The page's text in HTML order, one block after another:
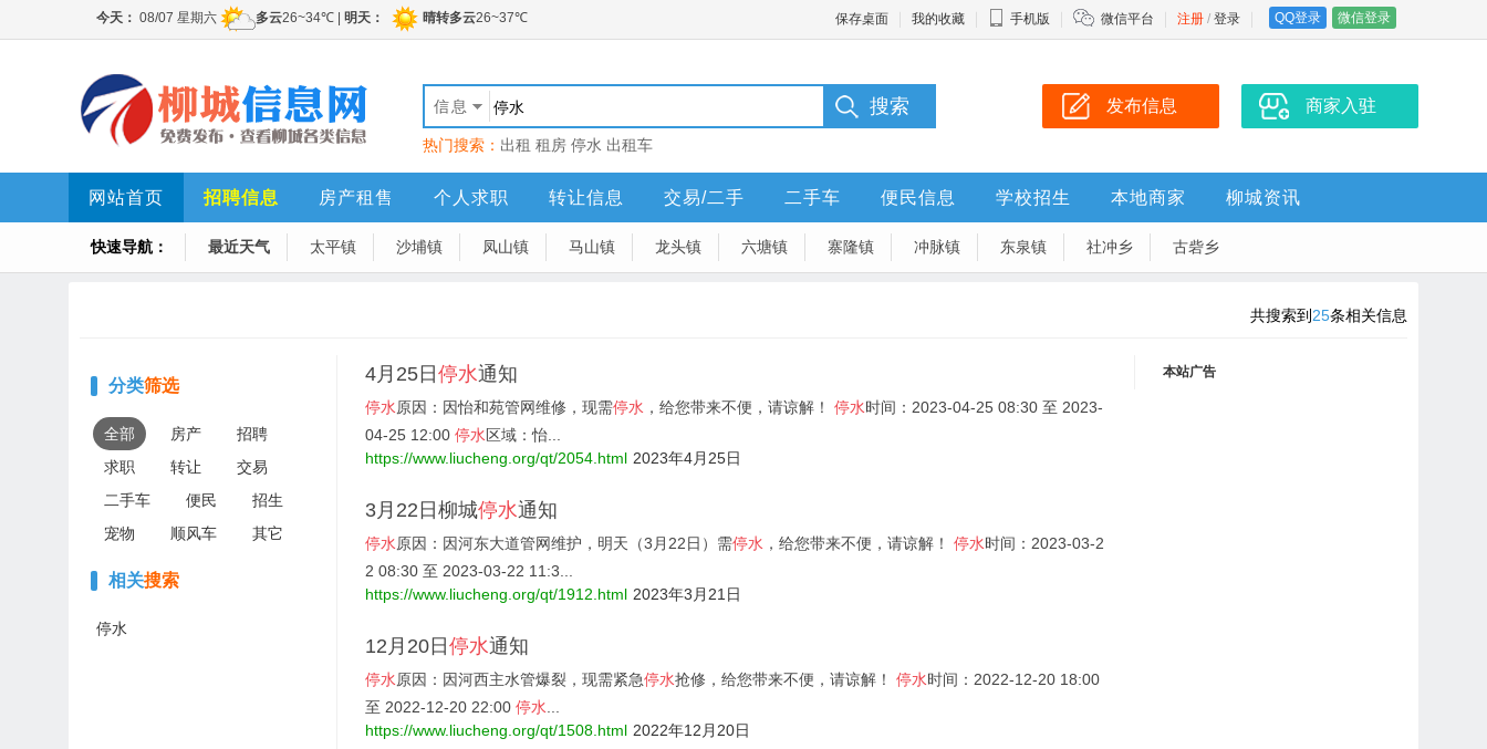
保存桌面 我的收藏 手机版 微信平台 注册 / 登录 QQ登录 微信登录
信息
热门搜索： 出租 租房 停水 出租车
发布信息 商家入驻
网站首页 招聘信息 房产租售 个人求职 转让信息 交易/二手 二手车 便民信息 学校招生 本地商家 柳城资讯
快速导航： 最近天气 太平镇 沙埔镇 凤山镇 马山镇 龙头镇 六塘镇 寨隆镇 冲脉镇 东泉镇 社冲乡 古砦乡
共搜索到 25条相关信息
分类筛选
全部 房产
招聘
求职
转让
交易
二手车
便民
招生
宠物
顺风车 其它
相关搜索
停水
4月25日 停水通知
停水原因：因怡和苑管网维修，现需停水 ，给您带来不便，请谅解！ 停水时间：2023-04-25 08:30 至 2023-
04-25 12:00 停水区域：怡...
https://www.liucheng.org/qt/2054.html 2023年4月25日
3月22日柳城停水通知
停水原因：因河东大道管网维护，明天（3月22日）需停水 ，给您带来不便，请谅解！ 停水时间：2023-03-2
2 08:30 至 2023-03-22 11:3...
https://www.liucheng.org/qt/1912.html 2023年3月21日
12月20日 停水通知
停水原因：因河西主水管爆裂，现需紧急停水抢修，给您带来不便，请谅解！ 停水时间：2022-12-20 18:00
至 2022-12-20 22:00 停水
https://www.liucheng.org/qt/1508.html 2022年12月20日
本站广告